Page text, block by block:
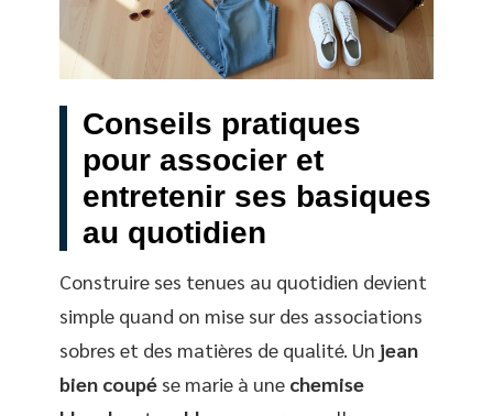
Conseils pratiques
pour associer et
entretenir ses basiques
au quotidien
Construire ses tenues au quotidien devient
simple quand on mise sur des associations
sobres et des matières de qualité. Un jean
bien coupé se marie à une chemise